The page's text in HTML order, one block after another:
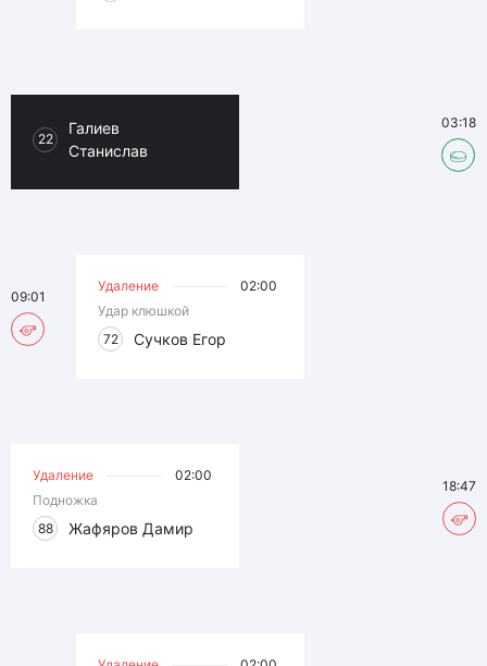
22
Галиев
Станислав
03:18
Удаление
02:00
Удар клюшкой
72
Сучков Егор
09:01
Удаление
02:00
Подножка
88
Жафяров Дамир
18:47